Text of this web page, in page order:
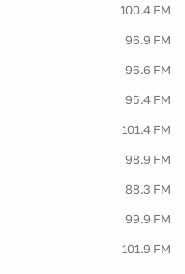
100.4 FM
96.9 FM
96.6 FM
95.4 FM
101.4 FM
98.9 FM
88.3 FM
99.9 FM
101.9 FM